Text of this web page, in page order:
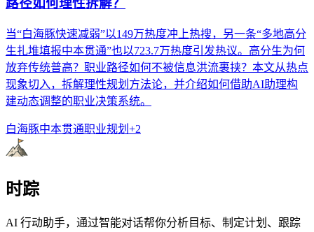
路径如何理性拆解？
当“白海豚快速减弱”以149万热度冲上热搜，另一条“多地高分
生扎堆填报中本贯通”也以723.7万热度引发热议。高分生为何
放弃传统普高？职业路径如何不被信息洪流裹挟？本文从热点
现象切入，拆解理性规划方法论，并介绍如何借助AI助理构
建动态调整的职业决策系统。
白海豚中本贯通职业规划 +2
时踪
AI 行动助手，通过智能对话帮你分析目标、制定计划、跟踪